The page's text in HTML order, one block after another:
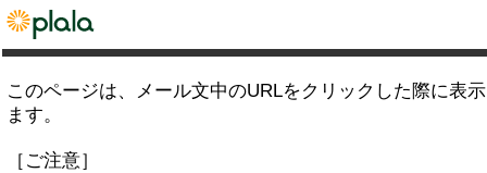
このページは、メール文中のURLをクリックした際に表
ます。
［ご注意］